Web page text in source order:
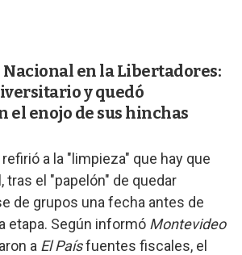
Nacional en la Libertadores:
y quedó
el enojo de sus hinchas
a la "limpieza" que hay que
tras el "papelón" de quedar
de grupos una fecha antes de
etapa. Según informó Montevideo
a El Paísfuentes fiscales, el